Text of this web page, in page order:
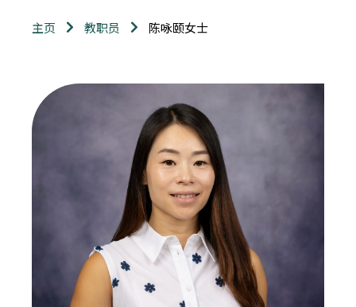
主页 教职员 陈咏颐女士